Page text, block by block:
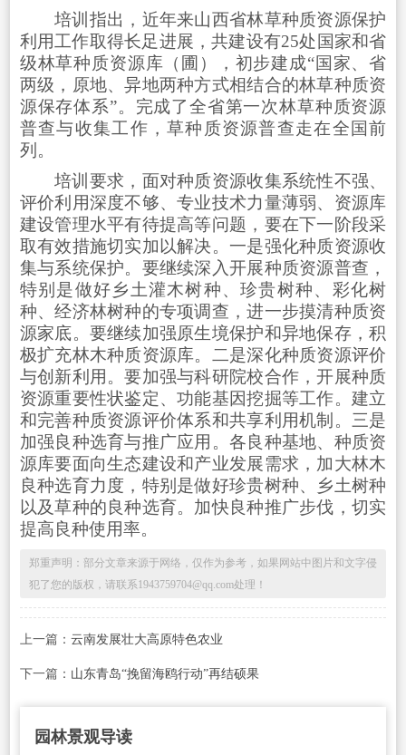
培训指出，近年来山西省林草种质资源保护
利用工作取得长足进展，共建设有25处国家和省
级林草种质资源库（圃），初步建成“国家、省
两级，原地、异地两种方式相结合的林草种质资
源保存体系”。完成了全省第一次林草种质资源
普查与收集工作，草种质资源普查走在全国前
列。
培训要求，面对种质资源收集系统性不强、
评价利用深度不够、专业技术力量薄弱、资源库
建设管理水平有待提高等问题，要在下一阶段采
取有效措施切实加以解决。一是强化种质资源收
集与系统保护。要继续深入开展种质资源普查，
特别是做好乡土灌木树种、珍贵树种、彩化树
种、经济林树种的专项调查，进一步摸清种质资
源家底。要继续加强原生境保护和异地保存，积
极扩充林木种质资源库。二是深化种质资源评价
与创新利用。要加强与科研院校合作，开展种质
资源重要性状鉴定、功能基因挖掘等工作。建立
和完善种质资源评价体系和共享利用机制。三是
加强良种选育与推广应用。各良种基地、种质资
源库要面向生态建设和产业发展需求，加大林木
良种选育力度，特别是做好珍贵树种、乡土树种
以及草种的良种选育。加快良种推广步伐，切实
提高良种使用率。
郑重声明：部分文章来源于网络，仅作为参考，如果网站中图片和文字侵
犯了您的版权，请联系1943759704@qq.com处理！
上一篇： 云南发展壮大高原特色农业
下一篇： 山东青岛“挽留海鸥行动”再结硕果
园林景观导读